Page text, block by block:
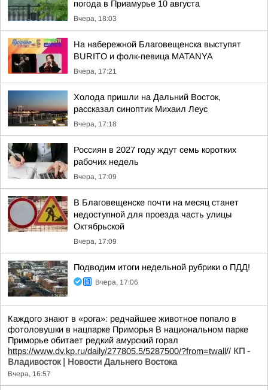
погода в Приамурье 10 августа
Вчера, 18:03
На набережной Благовещенска выступят
BURITO и фолк-певица MATANYA
Вчера, 17:21
Холода пришли на Дальний Восток,
рассказал синоптик Михаил Леус
Вчера, 17:18
Россиян в 2027 году ждут семь коротких
рабочих недель
Вчера, 17:09
В Благовещенске почти на месяц станет
недоступной для проезда часть улицы
Октябрьской
Вчера, 17:09
Подводим итоги недельной рубрики о ПДД!
Вчера, 17:06
Каждого знают в «рога»: редчайшее животное попало в
фотоловушки в нацпарке Приморья В национальном парке
Приморье обитает редкий амурский горал
https://www.dv.kp.ru/daily/277805.5/5287500/?from=twall// КП -
Владивосток | Новости Дальнего Востока
Вчера, 16:57